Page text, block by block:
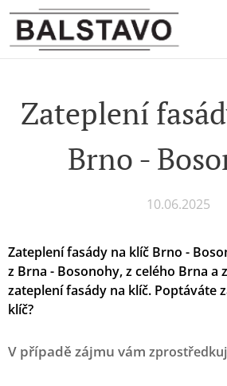
Zateplení
Brno -
10.06.2025
Zateplení fasády na klíč Brno -
z Brna - Bosonohy, z celého Brna a
zateplení fasády na klíč. Poptáváte
klíč?
V případě zájmu vám